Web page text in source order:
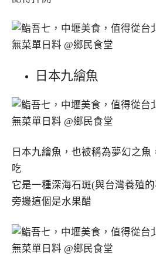
日本九繪魚
日本九繪魚，也被稱為夢幻之
吃
它是一種深海石斑(與台灣養殖
旁邊這個是水果醋